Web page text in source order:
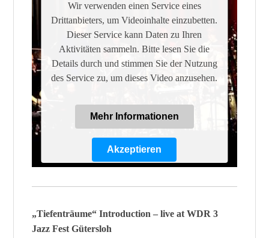
Wir verwenden einen Service eines
Drittanbieters, um Videoinhalte einzubetten.
Dieser Service kann Daten zu Ihren
Aktivitäten sammeln. Bitte lesen Sie die
Details durch und stimmen Sie der Nutzung
des Service zu, um dieses Video anzusehen.
Mehr Informationen
Akzeptieren
Management Platform
„Tiefenträume“ Introduction – live at WDR 3
Jazz Fest Gütersloh